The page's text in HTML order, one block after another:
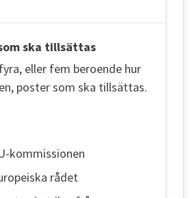
ska tillsättas
eller fem beroende hur
poster som ska tillsättas.
kommissionen
rådet